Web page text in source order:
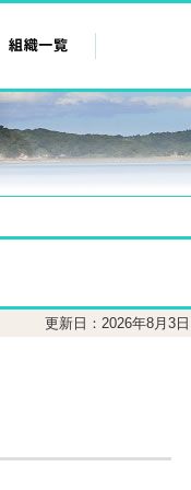
更新日：2026年8月3日